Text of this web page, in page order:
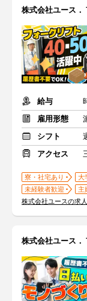
株式会社ユース
給与
雇用形態
シフト
アクセス
寮・社宅あり 大
未経験者歓迎
主
株式会社ユースの求
株式会社ユース